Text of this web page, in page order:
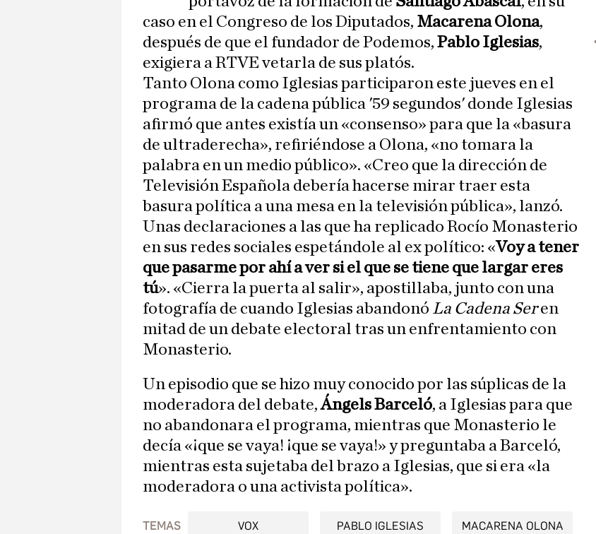
caso en el Congreso de los Diputados, Macarena Olona,
después de que el fundador de Podemos, Pablo Iglesias,
exigiera a RTVE vetarla de sus platós.
Tanto Olona como Iglesias participaron este jueves en el
programa de la cadena pública '59 segundos' donde Iglesias
afirmó que antes existía un «consenso» para que la «basura
de ultraderecha», refiriéndose a Olona, «no tomara la
palabra en un medio público». «Creo que la dirección de
Televisión Española debería hacerse mirar traer esta
basura política a una mesa en la televisión pública», lanzó.
Unas declaraciones a las que ha replicado Rocío Monasterio
en sus redes sociales espetándole al ex político: «Voy a tener
que pasarme por ahí a ver si el que se tiene que largar eres
tú». «Cierra la puerta al salir», apostillaba, junto con una
fotografía de cuando Iglesias abandonó La Cadena Seren
mitad de un debate electoral tras un enfrentamiento con
Monasterio.
Un episodio que se hizo muy conocido por las súplicas de la
moderadora del debate,Ángels Barceló, a Iglesias para que
no abandonara el programa, mientras que Monasterio le
decía «¡que se vaya! ¡que se vaya!» y preguntaba a Barceló,
mientras esta sujetaba del brazo a Iglesias, que si era «la
moderadora o una activista política».
TEMAS VOX PABLO IGLESIAS MACARENA OLONA